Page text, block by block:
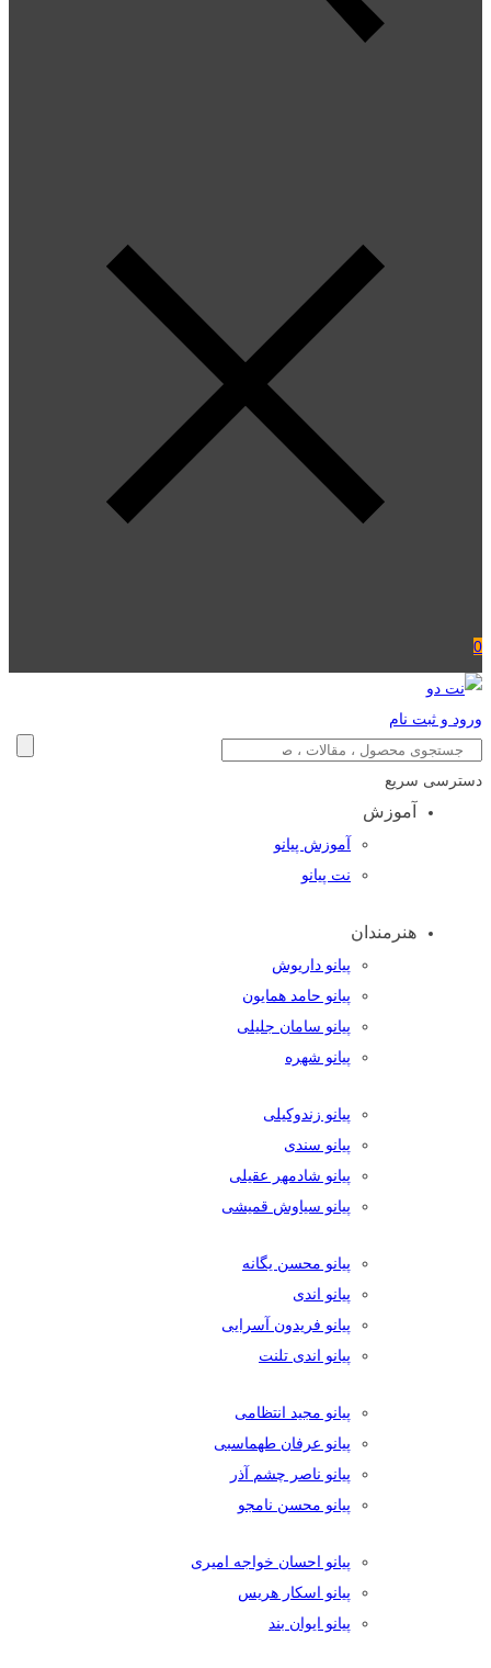
0
ورود و ثبت نام
دسترسی سریع
آموزش
آموزش پیانو
نت پیانو
هنرمندان
پیانو داریوش
پیانو حامد همایون
پیانو سامان جلیلی
پیانو شهره
پیانو زندوکیلی
پیانو سندی
پیانو شادمهر عقیلی
پیانو سیاوش قمیشی
پیانو محسن یگانه
پیانو اندی
پیانو فریدون آسرایی
پیانو اندی تلنت
پیانو مجید انتظامی
پیانو عرفان طهماسبی
پیانو ناصر چشم آذر
پیانو محسن نامجو
پیانو احسان خواجه امیری
پیانو اسکار هریس
پیانو ایوان بند